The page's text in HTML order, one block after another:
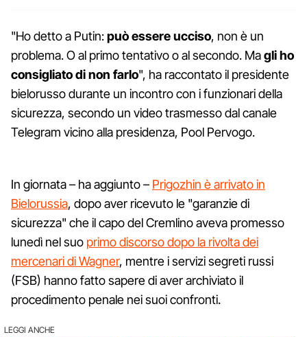
"Ho detto a Putin:può essere ucciso, non è un
problema. O al primo tentativo o al secondo. Magli ho
consigliato di non farlo", ha raccontato il presidente
bielorusso durante un incontro con i funzionari della
sicurezza, secondo un video trasmesso dal canale
Telegram vicino alla presidenza, Pool Pervogo.
In giornata – ha aggiunto – Prigozhin è arrivato in
Bielorussia, dopo aver ricevuto le "garanzie di
sicurezza" che il capo del Cremlino aveva promesso
lunedì nel suo primo discorso dopo la rivolta dei
mercenari di Wagner, mentre i servizi segreti russi
(FSB) hanno fatto sapere di aver archiviato il
procedimento penale nei suoi confronti.
LEGGI ANCHE